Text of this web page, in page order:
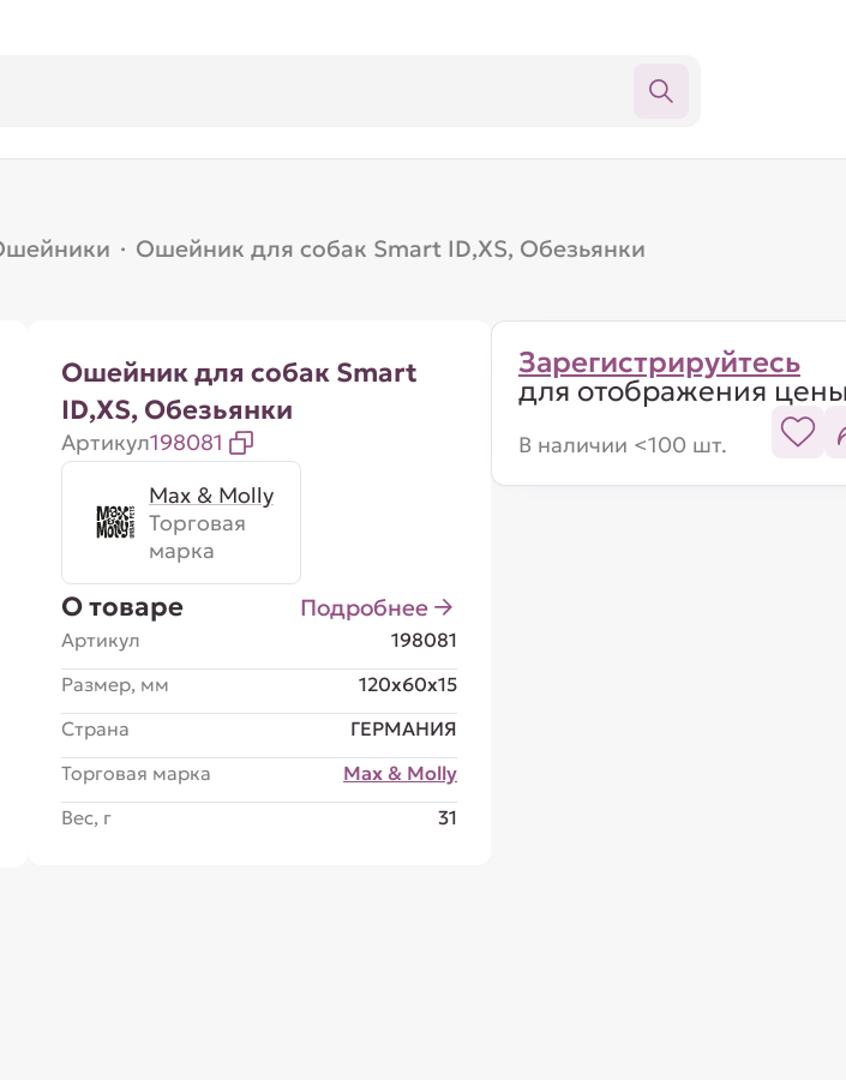
· Ошейник для собак Smart ID,XS, Обезьянки
Ошейник для собак Smart
ID,XS, Обезьянки
Артикул198081
Max & Molly
Торговая
марка
О товаре Подробнее
Артикул
198081
Размер, мм
120x60x15
Страна
ГЕРМАНИЯ
Торговая марка
Max & Molly
Вес, г
31
Зарегистрируйтесь
для отображения
В наличии <100 шт.